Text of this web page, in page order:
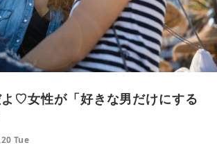
♡女性が「好きな男だけにする
Tue